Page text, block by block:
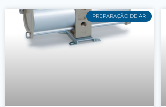
PREPARAÇÃO DE AR